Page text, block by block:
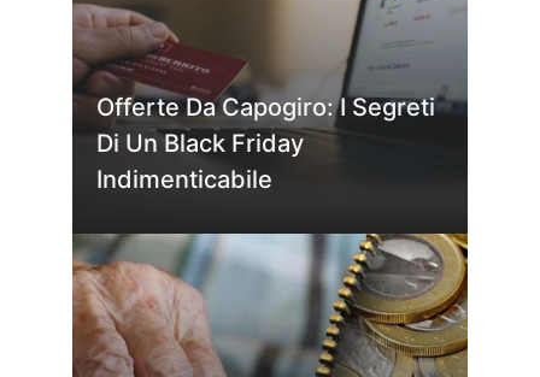
Offerte Da Capogiro: I Segreti
Di Un Black Friday
Indimenticabile